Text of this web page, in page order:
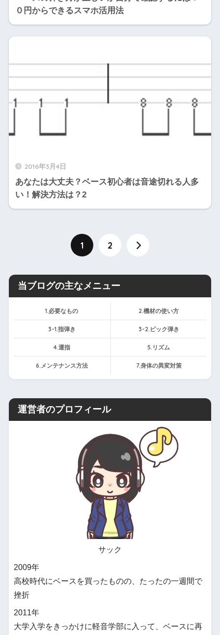
０円からできるスマホ活用法
2016年3月4日
あなたは大丈夫？ベース初心者は音途切れる人多
い！解決方法は？2
1 2
当ブログの主なメニュー
1.必要なもの 2.機材の使い方
3-1.指弾き 3-2.ピック弾き
4.運指 5.リズム
6.メンテナンス方法 7.身体の異変対策
運営者のプロフィール
サック
2009年
高校時代にベースを買ったものの、たったの一週間で
挫折
2011年
大学入学をきっかけに軽音学部に入って、ベースに再